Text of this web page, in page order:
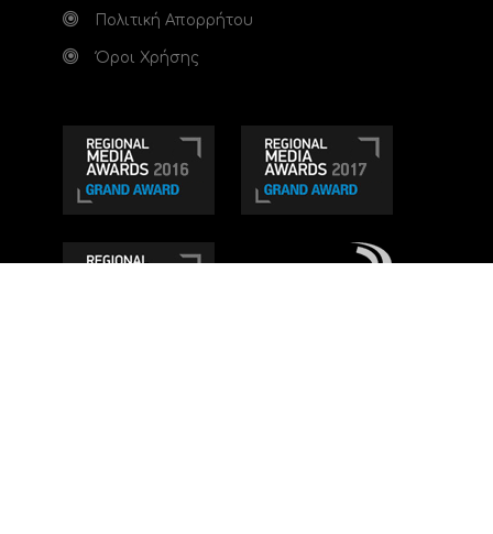
Πολιτική Απορρήτου
Όροι Χρήσης